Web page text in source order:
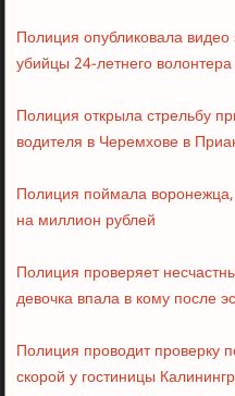
Полиция опубликовала
убийцы 24-летнего волонтера
Полиция открыла стрельбу
водителя в Черемхове в
Полиция поймала
на миллион рублей
Полиция проверяет
девочка впала в кому после
Полиция проводит проверку
скорой у гостиницы